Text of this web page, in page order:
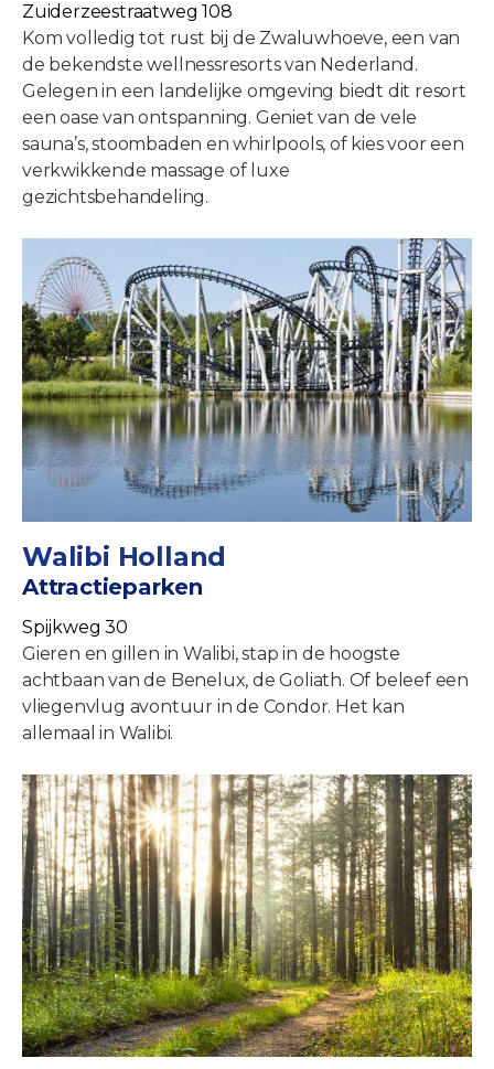
Zuiderzeestraatweg 108
Kom volledig tot rust bij de Zwaluwhoeve, een van
de bekendste wellnessresorts van Nederland.
Gelegen in een landelijke omgeving biedt dit resort
een oase van ontspanning. Geniet van de vele
sauna’s, stoombaden en whirlpools, of kies voor een
verkwikkende massage of luxe
gezichtsbehandeling.
Walibi Holland
Attractieparken
Spijkweg 30
Gieren en gillen in Walibi, stap in de hoogste
achtbaan van de Benelux, de Goliath. Of beleef een
vliegenvlug avontuur in de Condor. Het kan
allemaal in Walibi.